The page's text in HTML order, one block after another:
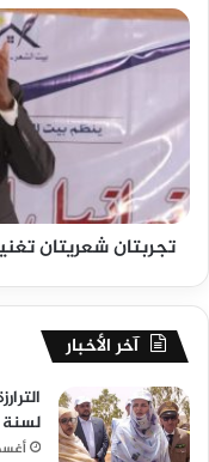
تجربتان شعريتان
آخر الأخبار
لسنة 2026
أغسطس